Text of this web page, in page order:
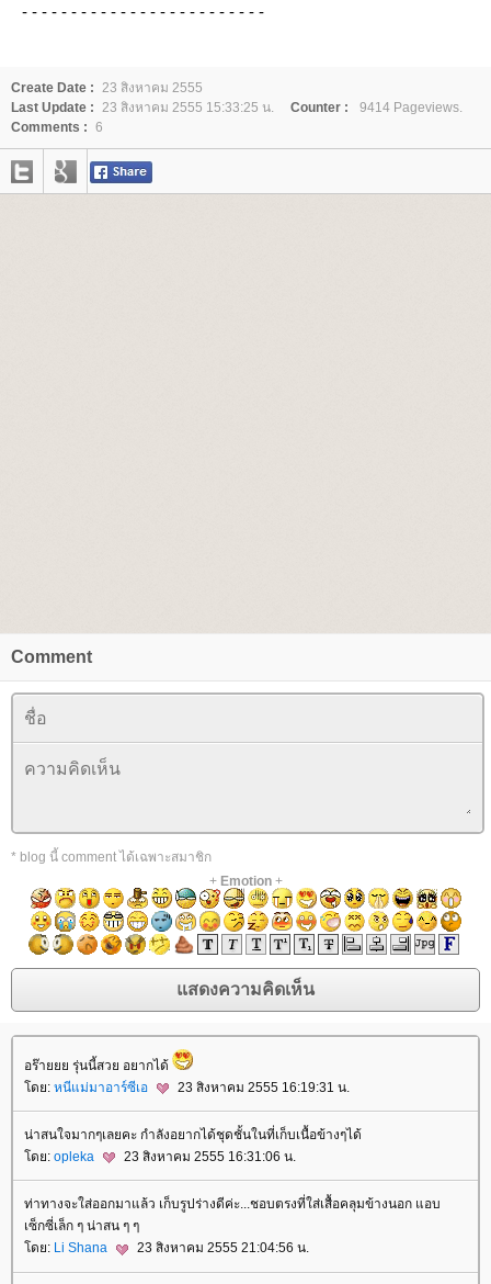
- - - - - - - - - - - - - - - - - - - - - - - - -
Create Date :
23 สิงหาคม 2555
Last Update :
23 สิงหาคม 2555 15:33:25 น. Counter :
9414 Pageviews.
Comments : 6
Comment
* blog นี้ comment ได้เฉพาะสมาชิก
+ Emotion+
อร๊ายยย รุ่นนี้สวย อยากได้
ดย: หนีแม่มาอาร์ซีเอ 23 สิงหาคม 2555 16:19:31 น.
น่าสนใจมากๆเลยคะ กำลังอยากได้ชุดชั้นในที่เก็บเนื้อข้างๆได้
ดย: opleka 23 สิงหาคม 2555 16:31:06 น.
ท่าทางจะใส่ออกมาแล้ว เก็บรูปร่างดีค่ะ...ชอบตรงที่ใส่เสื้อคลุมข้างนอก แอบ
เซ็กซี่เล็ก ๆ น่าสน ๆ ๆ
ดย: Li Shana 23 สิงหาคม 2555 21:04:56 น.